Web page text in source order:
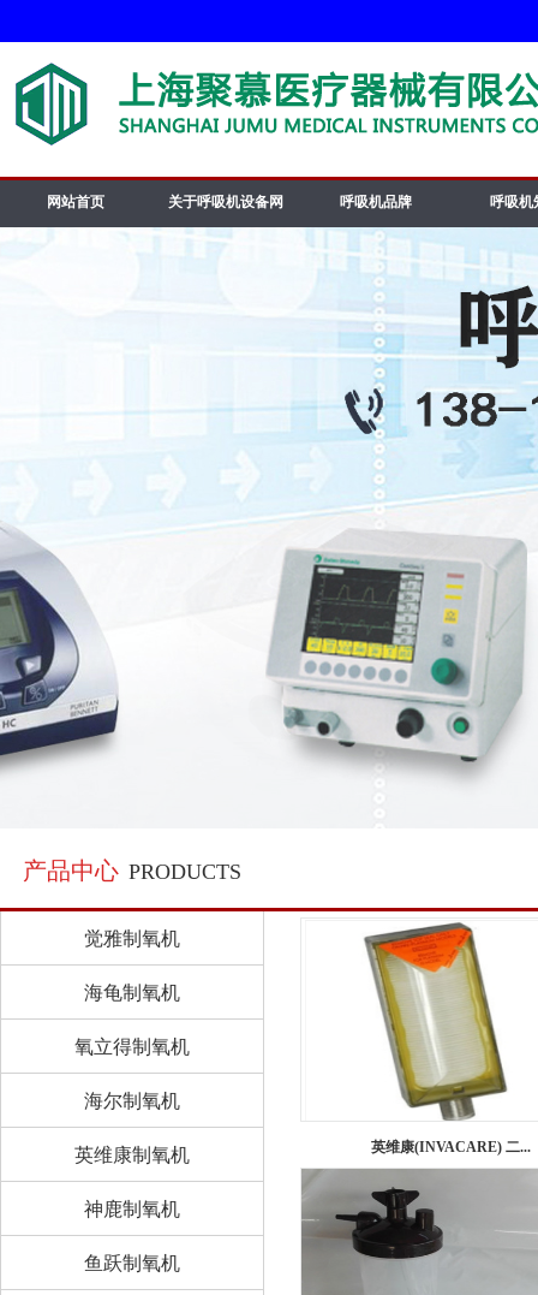
网站首页 关于呼吸机设备网 呼吸机品牌 呼吸机
产品中心 PRODUCTS
觉雅制氧机
海龟制氧机
氧立得制氧机
海尔制氧机
英维康制氧机
神鹿制氧机
鱼跃制氧机
英维康(INVACARE) 二...